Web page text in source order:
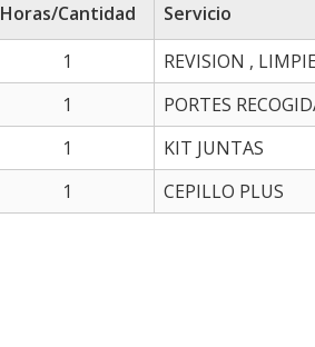
Horas/Cantidad Servicio
1
REVISION ,
1
PORTES
1
KIT JUNTAS
1
CEPILLO PLUS